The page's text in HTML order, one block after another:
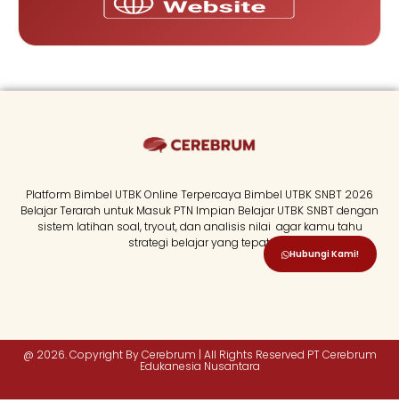
Platform Bimbel UTBK Online Terpercaya Bimbel UTBK SNBT 2026
Belajar Terarah untuk Masuk PTN Impian Belajar UTBK SNBT dengan
sistem latihan soal, tryout, dan analisis nilai agar kamu tahu
strategi belajar yang tepat.
@ 2026. Copyright By Cerebrum | All Rights Reserved PT Cerebrum
Edukanesia Nusantara​
Hubungi Kami!